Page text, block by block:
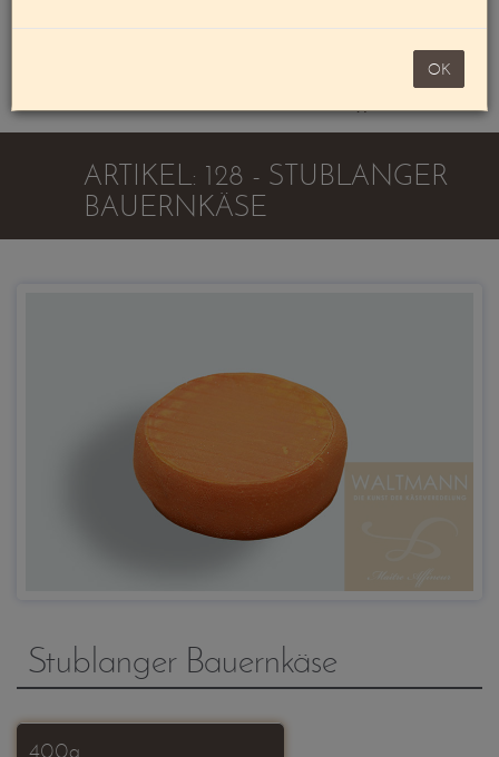
noch 100,00 €
Warenkorb
OK
ARTIKEL: 128 - STUBLANGER
BAUERNKÄSE
Stublanger Bauernkäse
400g